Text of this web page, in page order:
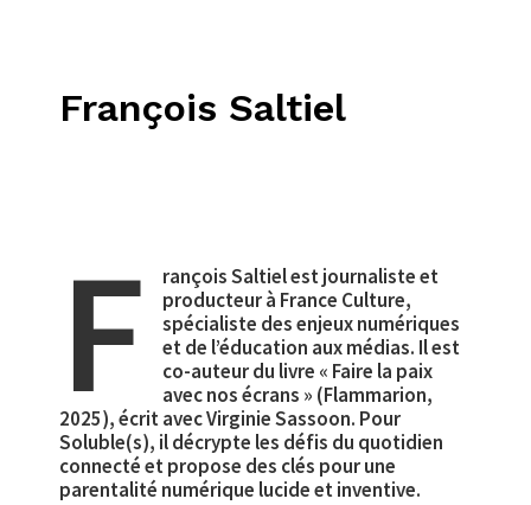
François Saltiel
F
rançois Saltiel est journaliste et
producteur à France Culture,
spécialiste des enjeux numériques
et de l’éducation aux médias. Il est
co-auteur du livre « Faire la paix
avec nos écrans » (Flammarion,
2025), écrit avec Virginie Sassoon. Pour
Soluble(s), il décrypte les défis du quotidien
connecté et propose des clés pour une
parentalité numérique lucide et inventive.